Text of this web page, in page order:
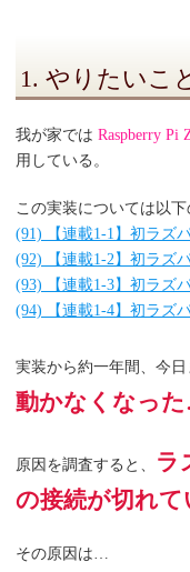
1. やりたいこ
我が家では Raspberry Pi
用している。
この実装については以下
(91) 【連載1-1】初ラズ
(92) 【連載1-2】初ラズ
(93) 【連載1-3】初ラズ
(94) 【連載1-4】初ラズ
実装から約一年間、今日
動かなくなっ
原因を調査すると、
ラ
の接続が切れて
その原因は…